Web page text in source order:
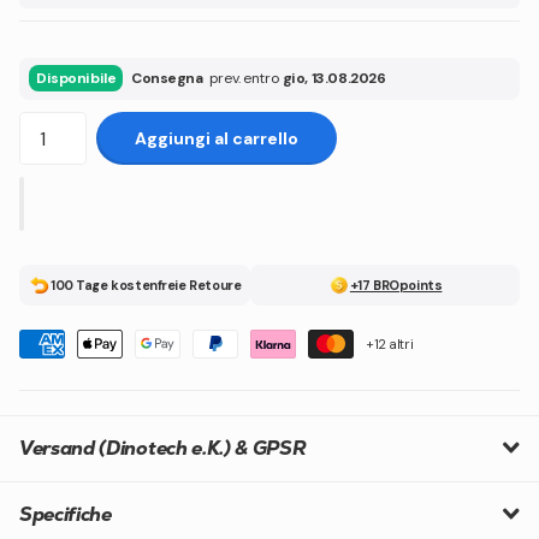
Disponibile Consegnaprev. entro gio, 13.08.2026
Aggiungi al carrello
100 Tage kostenfreie Retoure +17 BROpoints
+12 altri
Versand (Dinotech e.K.) & GPSR
Specifiche